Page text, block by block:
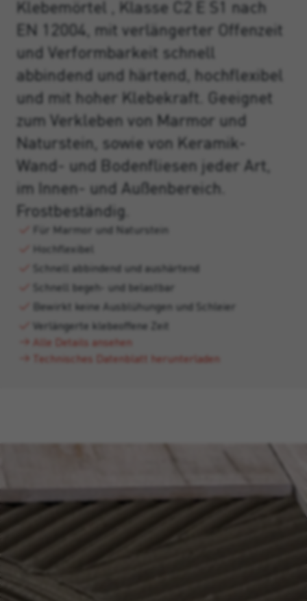
Klebemörtel , Klasse C2 E S1 nach
EN 12004, mit verlängerter Offenzeit
und Verformbarkeit schnell
abbindend und härtend, hochflexibel
und mit hoher Klebekraft. Geeignet
zum Verkleben von Marmor und
Naturstein, sowie von Keramik-
Wand- und Bodenfliesen jeder Art,
im Innen- und Außenbereich.
Frostbeständig.
Für Marmor und Naturstein
Hochflexibel
Schnell abbindend und aushärtend
Schnell begeh- und belastbar
Bewirkt keine Ausblühungen und Schleier
Verlängerte klebeoffene Zeit
Alle Details ansehen
Technisches Datenblatt herunterladen